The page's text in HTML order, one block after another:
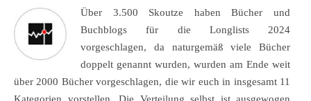
Über 3.500 Skoutze haben Bücher und
Buchblogs für die Longlists 2024
vorgeschlagen, da naturgemäß viele Bücher
doppelt genannt wurden, wurden am Ende weit
über 2000 Bücher vorgeschlagen, die wir euch in insgesamt 11
Kategorien vorstellen. Die Verteilung selbst ist ausgewogen